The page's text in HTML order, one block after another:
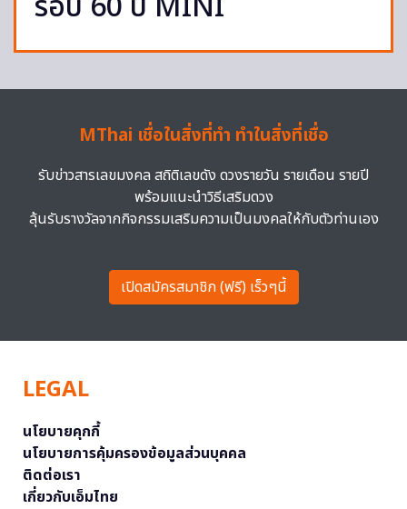
MThai เชื่อในสิ่งที่ทำ ทำในสิ่งที่เชื่อ
รับข่าวสารเลขมงคล สถิติเลขดัง ดวงรายวัน รายเดือน รายปี
พร้อมแนะนำวิธีเสริมดวง
ลุ้นรับรางวัลจากกิจกรรมเสริมความเป็นมงคลให้กับตัวท่านเอง
เปิดสมัครสมาชิก (ฟรี) เร็วๆนี้
LEGAL
นโยบายคุกกี้
นโยบายการคุ้มครองข้อมูลส่วนบุคคล
ติดต่อเรา
เกี่ยวกับเอ็มไทย